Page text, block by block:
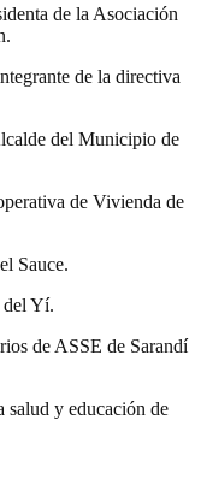
de la Asociación
de la directiva
del Municipio de
de Vivienda de
Sauce.
del Yí.
de ASSE de Sarandí
salud y educación de